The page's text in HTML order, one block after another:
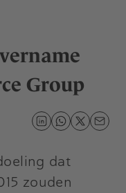
Group
dat
zouden